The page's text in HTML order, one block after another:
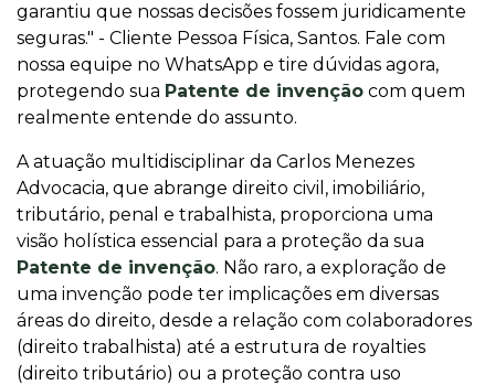
garantiu que nossas decisões fossem juridicamente
seguras." - Cliente Pessoa Física, Santos. Fale com
nossa equipe no WhatsApp e tire dúvidas agora,
protegendo sua Patente de invenção com quem
realmente entende do assunto.
A atuação multidisciplinar da Carlos Menezes
Advocacia, que abrange direito civil, imobiliário,
tributário, penal e trabalhista, proporciona uma
visão holística essencial para a proteção da sua
Patente de invenção. Não raro, a exploração de
uma invenção pode ter implicações em diversas
áreas do direito, desde a relação com colaboradores
(direito trabalhista) até a estrutura de royalties
(direito tributário) ou a proteção contra uso